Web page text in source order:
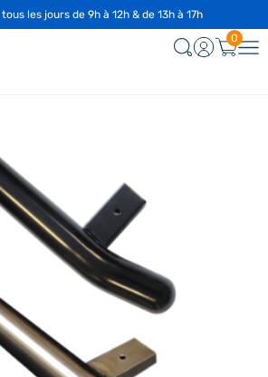
les jours de 9h à 12h & de 13h à 17h
0